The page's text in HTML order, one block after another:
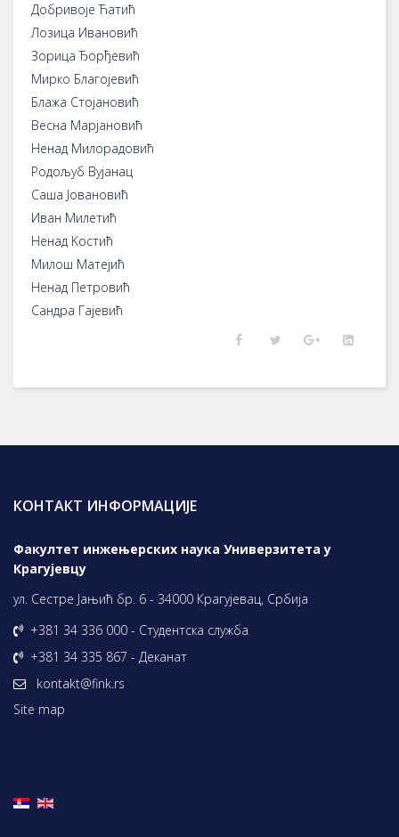
Добривоје Ћатић
Лозица Ивановић
Зорица Ђорђевић
Мирко Благојевић
Блажа Стојановић
Весна Марјановић
Ненад Милорадовић
Родољуб Вујанац
Саша Јовановић
Иван Милетић
Ненад Kостић
Милош Матејић
Ненад Петровић
Сандра Гајевић
КОНТАКТ ИНФОРМАЦИЈЕ
Факултет инжењерских наука Универзитета у
Крагујевцу
ул. Сестре Јањић бр. 6 - 34000 Крагујевац, Србија
+381 34 336 000 - Студентска служба
+381 34 335 867 - Деканат
kontakt@fink.rs
Site map